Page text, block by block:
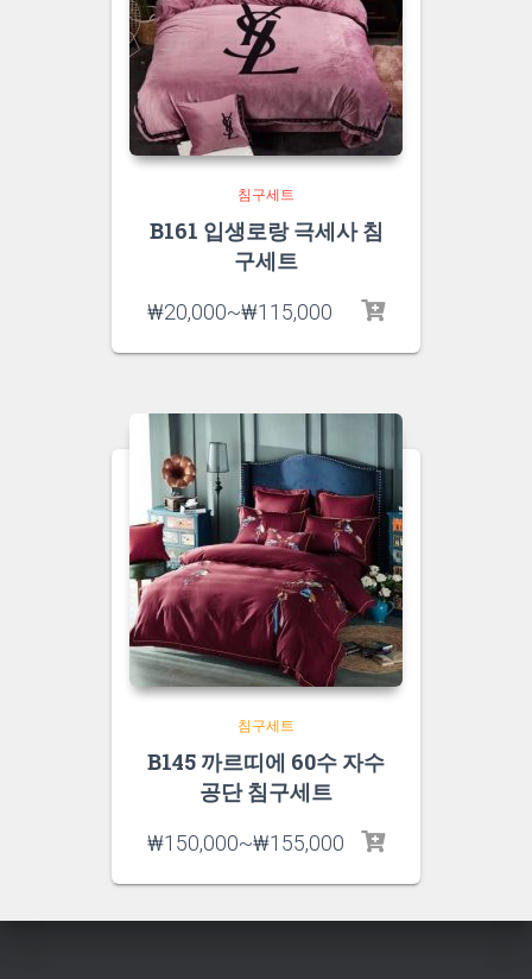
침구세트
B161 입생로랑 극세사 침
구세트
₩20,000~₩115,000
침구세트
B145 까르띠에 60수 자수
공단 침구세트
₩150,000~₩155,000